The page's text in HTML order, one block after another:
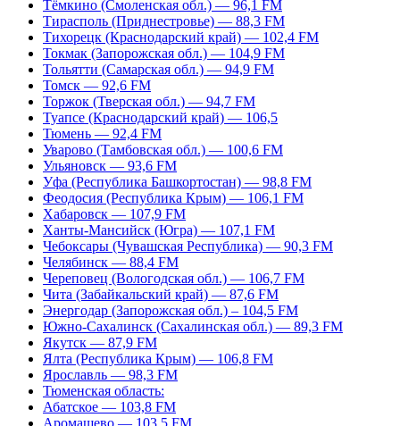
Тёмкино (Смоленская обл.) — 96,1 FM
Тирасполь (Приднестровье) — 88,3 FM
Тихорецк (Краснодарский край) — 102,4 FM
Токмак (Запорожская обл.) — 104,9 FM
Тольятти (Самарская обл.) — 94,9 FM
Томск — 92,6 FM
Торжок (Тверская обл.) — 94,7 FM
Туапсе (Краснодарский край) — 106,5
Тюмень — 92,4 FM
Уварово (Тамбовская обл.) — 100,6 FM
Ульяновск — 93,6 FM
Уфа (Республика Башкортостан) — 98,8 FM
Феодосия (Республика Крым) — 106,1 FM
Хабаровск — 107,9 FM
Ханты-Мансийск (Югра) — 107,1 FM
Чебоксары (Чувашская Республика) — 90,3 FM
Челябинск — 88,4 FM
Череповец (Вологодская обл.) — 106,7 FM
Чита (Забайкальский край) — 87,6 FM
Энергодар (Запорожская обл.) – 104,5 FM
Южно-Сахалинск (Сахалинская обл.) — 89,3 FM
Якутск — 87,9 FM
Ялта (Республика Крым) — 106,8 FM
Ярославль — 98,3 FM
Тюменская область:
Абатское — 103,8 FM
Аромашево — 103,5 FM